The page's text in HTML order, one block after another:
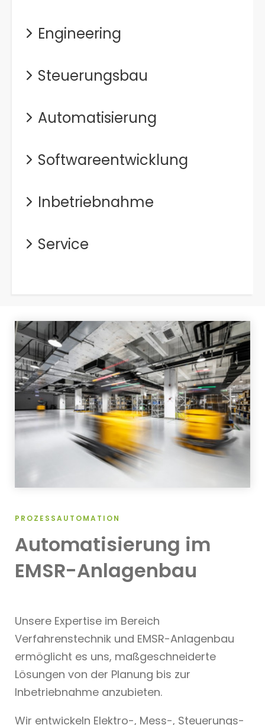
Engineering
Steuerungsbau
Automatisierung
Softwareentwicklung
Inbetriebnahme
Service
PROZESSAUTOMATION
Automatisierung im
EMSR-Anlagen­bau
Unsere Expertise im Bereich
Verfahrenstechnik und EMSR-Anlagenbau
ermöglicht es uns, maßgeschneiderte
Lösungen von der Planung bis zur
Inbetriebnahme anzubieten.
Wir entwickeln Elektro-, Mess-, Steuerungs-